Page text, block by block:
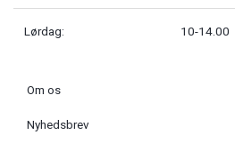
Lørdag: 10-14.00
Om os
Nyhedsbrev